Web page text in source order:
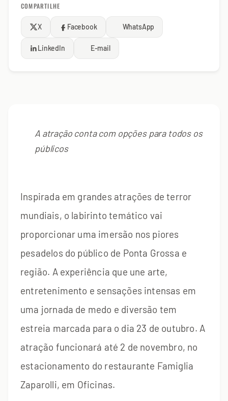
COMPARTILHE
X Facebook WhatsApp
LinkedIn E-mail
A atração conta com opções para todos os
públicos
Inspirada em grandes atrações de terror
mundiais, o labirinto temático vai
proporcionar uma imersão nos piores
pesadelos do público de Ponta Grossa e
região. A experiência que une arte,
entretenimento e sensações intensas em
uma jornada de medo e diversão tem
estreia marcada para o dia 23 de outubro. A
atração funcionará até 2 de novembro, no
estacionamento do restaurante Famiglia
Zaparolli, em Oficinas.